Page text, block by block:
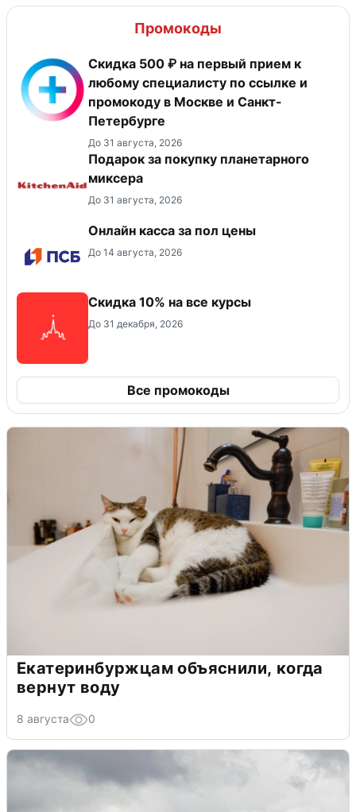
Промокоды
Скидка 500 ₽ на первый прием к
любому специалисту по ссылке и
промокоду в Москве и Санкт-
Петербурге
До 31 августа, 2026
Подарок за покупку планетарного
миксера
До 31 августа, 2026
Онлайн касса за пол цены
До 14 августа, 2026
Скидка 10% на все курсы
До 31 декабря, 2026
Все промокоды
Екатеринбуржцам объяснили, когда
вернут воду
8 августа 0